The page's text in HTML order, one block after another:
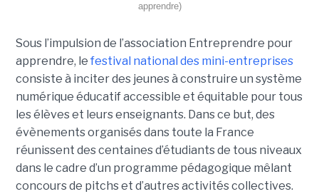
apprendre)
Sous l’impulsion de l’association Entreprendre pour
apprendre, le festival national des mini-entreprises
consiste à inciter des jeunes à construire un système
numérique éducatif accessible et équitable pour tous
les élèves et leurs enseignants. Dans ce but, des
évènements organisés dans toute la France
réunissent des centaines d’étudiants de tous niveaux
dans le cadre d’un programme pédagogique mêlant
concours de pitchs et d’autres activités collectives.